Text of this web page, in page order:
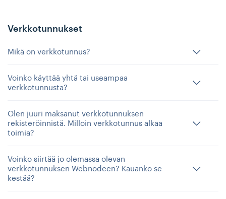
Verkkotunnukset
Mikä on verkkotunnus?
Voinko käyttää yhtä tai useampaa
verkkotunnusta?
Olen juuri maksanut verkkotunnuksen
rekisteröinnistä. Milloin verkkotunnus alkaa
toimia?
Voinko siirtää jo olemassa olevan
verkkotunnuksen Webnodeen? Kauanko se
kestää?